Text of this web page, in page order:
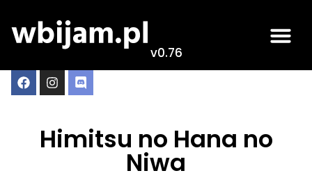
v0.76
Himitsu no Hana no
Niwa